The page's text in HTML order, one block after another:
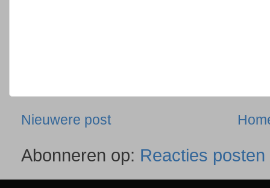
Nieuwere post
Abonneren op: Reacties